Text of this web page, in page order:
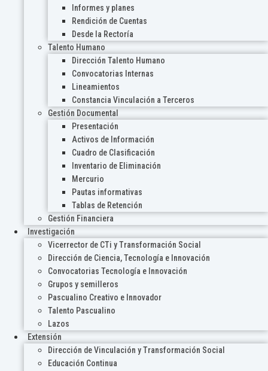
Informes y planes
Rendición de Cuentas
Desde la Rectoría
Talento Humano
Dirección Talento Humano
Convocatorias Internas
Lineamientos
Constancia Vinculación a Terceros
Gestión Documental
Presentación
Activos de Información
Cuadro de Clasificación
Inventario de Eliminación
Mercurio
Pautas informativas
Tablas de Retención
Gestión Financiera
Investigación
Vicerrector de CTi y Transformación Social
Dirección de Ciencia, Tecnología e Innovación
Convocatorias Tecnología e Innovación
Grupos y semilleros
Pascualino Creativo e Innovador
Talento Pascualino
Lazos
Extensión
Dirección de Vinculación y Transformación Social
Educación Continua